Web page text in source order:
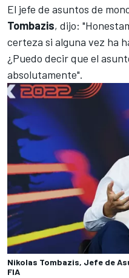
El jefe de asuntos de
Tombazis, dijo:
certeza si alguna vez ha
¿Puedo decir que el
absolutamente".
Nikolas Tombazis, Jefe de
FIA